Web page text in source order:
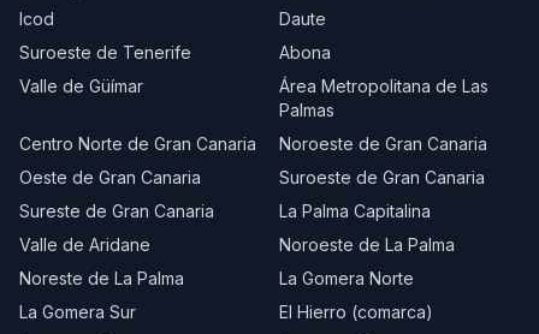
Icod
Daute
Suroeste de Tenerife
Abona
Valle de Güímar
Área Metropolitana de Las
Palmas
Centro Norte de Gran Canaria
Noroeste de Gran Canaria
Oeste de Gran Canaria
Suroeste de Gran Canaria
Sureste de Gran Canaria
La Palma Capitalina
Valle de Aridane
Noroeste de La Palma
Noreste de La Palma
La Gomera Norte
La Gomera Sur
El Hierro (comarca)